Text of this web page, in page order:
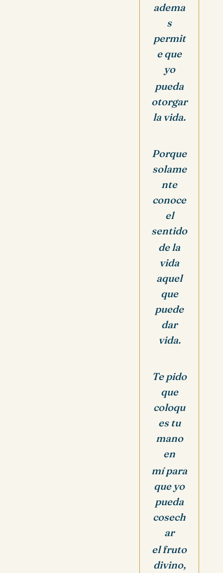
adema
s
permit
eque
yo
pueda
otorgar
la vida.
Porque
solame
nte
conoce
el
sentido
de la
vida
aquel
que
puede
dar
vida.
Te pido
que
coloqu
es tu
mano
en
mí para
que yo
pueda
cosech
ar
el fruto
divino,